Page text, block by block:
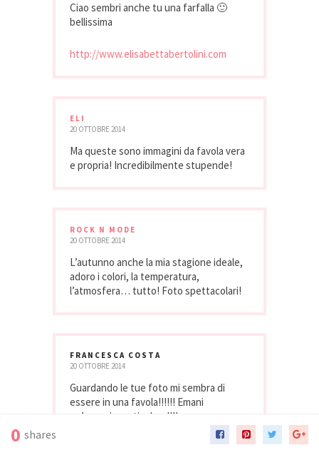
Ciao sembri anche tu una farfalla 🙂
bellissima
http://www.elisabettabertolini.com
ELI
20 OTTOBRE 2014
Ma queste sono immagini da favola vera
e propria! Incredibilmente stupende!
ROCK N MODE
20 OTTOBRE 2014
L’autunno anche la mia stagione ideale,
adoro i colori, la temperatura,
l’atmosfera… tutto! Foto spettacolari!
FRANCESCA COSTA
20 OTTOBRE 2014
Guardando le tue foto mi sembra di
essere in una favola!!!!!! Emani
un’energia particolare!!!!
0 shares